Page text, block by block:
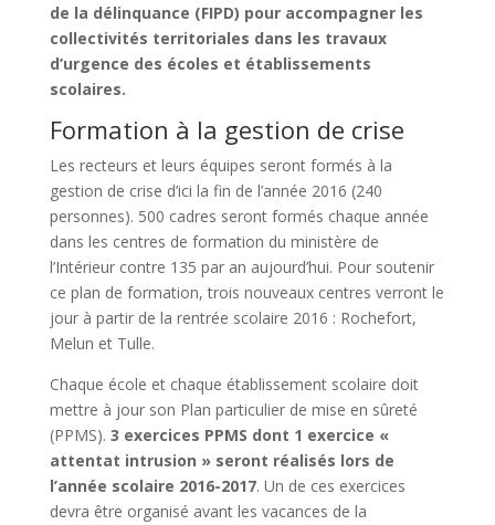
de la délinquance (FIPD) pour accompagner les
collectivités territoriales dans les travaux
d’urgence des écoles et établissements
scolaires.
Formation à la gestion de crise
Les recteurs et leurs équipes seront formés à la
gestion de crise d’ici la fin de l’année 2016 (240
personnes). 500 cadres seront formés chaque année
dans les centres de formation du ministère de
l’Intérieur contre 135 par an aujourd’hui. Pour soutenir
ce plan de formation, trois nouveaux centres verront le
jour à partir de la rentrée scolaire 2016 : Rochefort,
Melun et Tulle.
Chaque école et chaque établissement scolaire doit
mettre à jour son Plan particulier de mise en sûreté
(PPMS). 3 exercices PPMS dont 1 exercice «
attentat intrusion » seront réalisés lors de
l’année scolaire 2016-2017. Un de ces exercices
devra être organisé avant les vacances de la